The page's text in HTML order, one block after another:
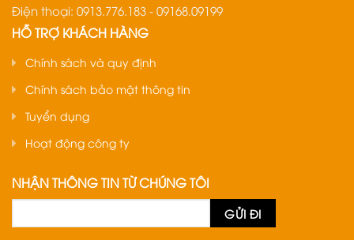
Điện thoại: 0913.776.183 - 09168.09199
HỖ TRỢ KHÁCH HÀNG
Chính sách và quy định
Chính sách bảo mật thông tin
Tuyển dụng
Hoạt động công ty
NHẬN THÔNG TIN TỪ CHÚNG TÔI